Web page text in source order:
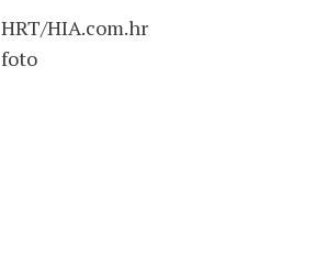
HRT/HIA.com.hr
foto